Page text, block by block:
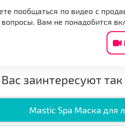
пообщаться по видео с
Вам не понадобится
заинтересуют
Mastic Spa Маска для